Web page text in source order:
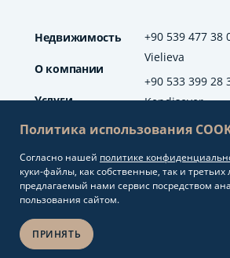
+90 539 477 38
Vielieva
+90 533 399 28
Kendisever
Mahmutlar
Недвижимость
О компании
Услуги
Отзывы
Блог
Политика использования
Согласно нашей политике
куки-файлы, как собственные, так и
предлагаемый нами сервис посредством
пользования сайтом.
ПРИНЯТЬ